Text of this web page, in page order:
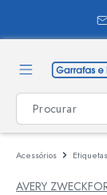
Acessórios
AVERY